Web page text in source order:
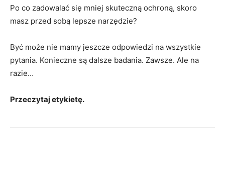
Po co zadowalać się mniej skuteczną ochroną, skoro
masz przed sobą lepsze narzędzie?
Być może nie mamy jeszcze odpowiedzi na wszystkie
pytania. Konieczne są dalsze badania. Zawsze. Ale na
razie…
Przeczytaj etykietę.